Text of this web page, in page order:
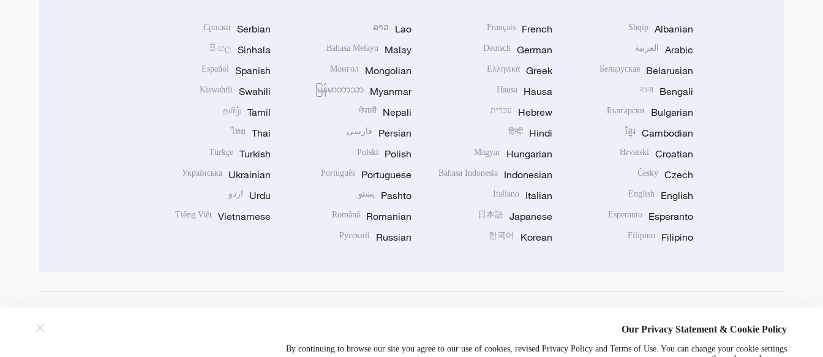
Albanian
Shqip
Arabic العربية
Belarusian
Беларуская
Bengali
বাংলা
Bulgarian
Български
Cambodian
ខ្មែរ
Croatian
Hrvatski
Czech
Český
English
English
Esperanto
Esperanto
Filipino
Filipino
French
Français
German
Deutsch
Greek
Ελληνικά
Hausa
Hausa
Hebrew עברית
Hindi
हिन्दी
Hungarian
Magyar
Indonesian
Bahasa Indonesia
Italian
Italiano
Japanese
日本語
Korean
한국어
Lao
ລາວ
Malay
Bahasa Melayu
Mongolian
Монгол
Myanmar
မြန်မာဘာသာ
Nepali
नेपाली
Persian فارسی
Polish
Polski
Portuguese
Português
Pashto پښتو
Romanian
Română
Russian
Русский
Serbian
Српски
Sinhala
සිංහල
Spanish
Español
Swahili
Kiswahili
Tamil
தமிழ்
Thai
ไทย
Turkish
Türkçe
Ukrainian
Українська
Urdu اردو
Vietnamese
Tiếng Việt
Our Privacy Statement & Cookie Policy
By continuing to browse our site you agree to our use of cookies, revised Privacy Policy and Terms of Use. You can change your cookie settings